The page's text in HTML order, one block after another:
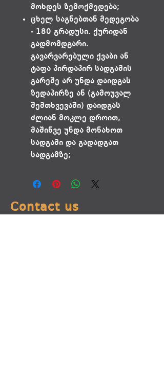
მოხდეს ზემოქმედება;
ცხელ საგნებთან მედეგობა
- 180 გრადუსი. ქურიდან
გადმომდგარი.
გავარვარებული ქვაბი ან
ტაფა პირდაპირ სადგამის
გარეშე არ უნდა დაიდგას
ზედაპირზე ან (გამოუვალ
შემთხვევაში) დაიდგას
ძლიან მოკლე დროით,
მაშინვე უნდა მონახოთ
სადგამი და გადადგათ
სადგამზე;
Contact us